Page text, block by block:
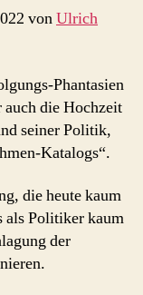
–
Ende
der
80er
vonUlrich
Phantasien
die Hochzeit
seiner Politik,
Katalogs“.
die heute kaum
als Politiker kaum
der